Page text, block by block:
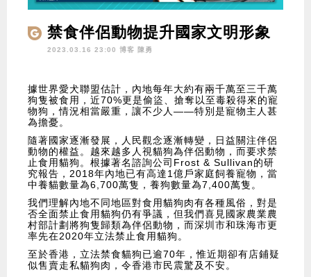
禁食伴侶動物提升國家文明形象
2023.03.16 23:00 博客 陳勇
據世界愛犬聯盟估計，內地每年大約有兩千萬至三千萬
狗隻被食用，近70%更是偷盜、搶奪以至毒殺得來的寵
物狗，情況相當嚴重，讓不少人——特別是寵物主人甚
為擔憂。
隨著國家逐漸發展，人民觀念逐漸轉變，日益關注伴侶
動物的權益。越來越多人視貓狗為伴侶動物，而要求禁
止食用貓狗。根據著名諮詢公司Frost & Sullivan的研
究報告，2018年內地已有高達1億戶家庭飼養寵物，當
中養貓數量為6,700萬隻，養狗數量為7,400萬隻。
我們理解內地不同地區對食用貓狗肉有各種風俗，對是
否全面禁止食用貓狗仍有爭議，但我們喜見國家農業農
村部計劃將狗隻歸類為伴侶動物，而深圳市和珠海市更
率先在2020年立法禁止食用貓狗。
至於香港，立法禁食貓狗已逾70年，惟近期卻有店鋪疑
似售賣走私貓狗肉，令香港市民震驚及不安。